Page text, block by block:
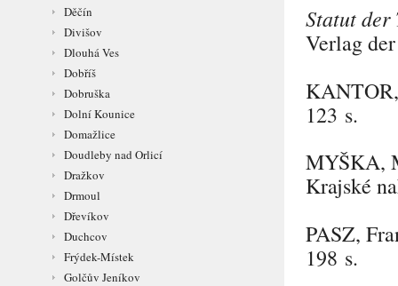
Děčín
Divišov
Dlouhá Ves
Dobříš
Dobruška
Dolní Kounice
Domažlice
Doudleby nad Orlicí
Dražkov
Drmoul
Dřevíkov
Duchcov
Frýdek-Místek
Golčův Jeníkov
Statut der
Verlag
KANTOR
123 s.
MYŠKA,
Krajské
PASZ,
198 s.